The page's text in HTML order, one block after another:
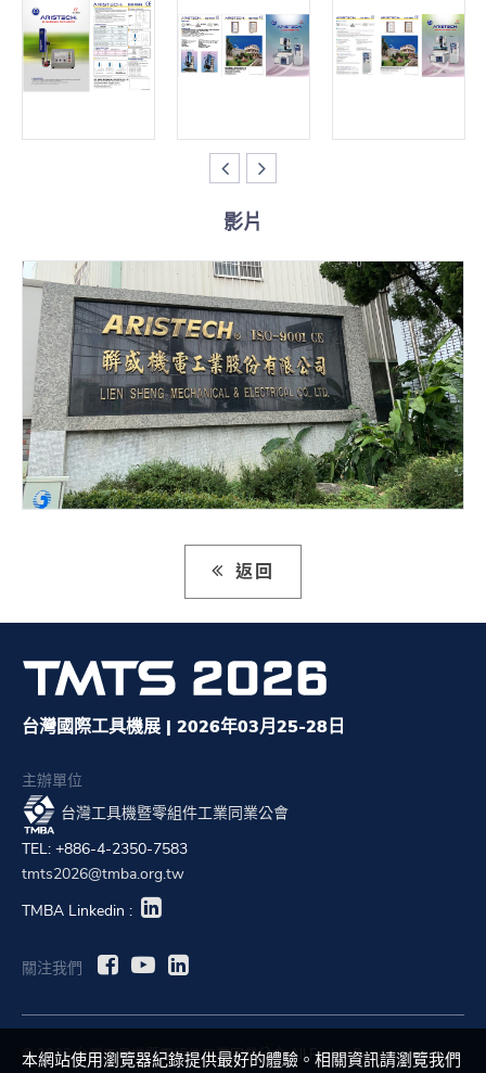
影片
返回
本網站使用瀏覽器紀錄提供最好的體驗。相關資訊請瀏覽我們
台灣國際工具機展 | 2026年03月25-28日
主辦單位
台灣工具機暨零組件工業同業公會
TEL: +886-4-2350-7583
tmts2026@tmba.org.tw
TMBA Linkedin :
關注我們
© 2023 台灣工具機暨零組件工業同業公會 All Rights Reserved.